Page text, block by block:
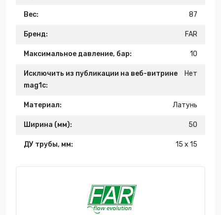
Вес: 87
Бренд: FAR
Максимальное давление, бар: 10
Исключить из публикации на веб-витрине
mag1c:
Нет
Материал: Латунь
Ширина (мм): 50
ДУ трубы, мм: 15 х 15